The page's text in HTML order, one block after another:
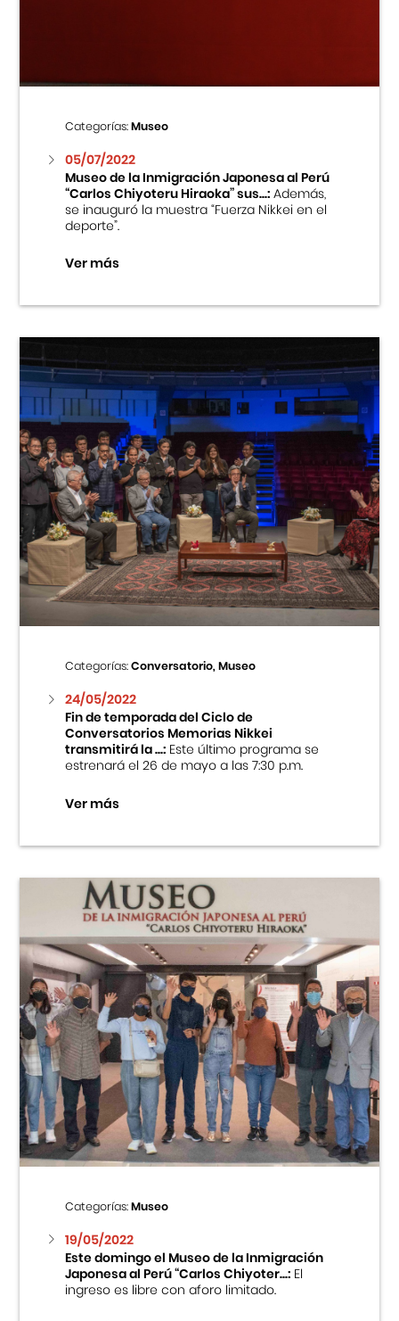
Cursos
Museo de la Inmigración Japonesa
Fondo Editorial
Teatro Peruano Japonés
Categorías:Museo
05/07/2022
Museo de la Inmigración Japonesa al Perú
“Carlos Chiyoteru Hiraoka” sus...:Además,
se inauguró la muestra “Fuerza Nikkei en el
deporte”.
Ver más
Categorías:Conversatorio, Museo
24/05/2022
Fin de temporada del Ciclo de
Conversatorios Memorias Nikkei
transmitirá la ...:Este último programa se
estrenará el 26 de mayo a las 7:30 p.m.
Ver más
Categorías:Museo
19/05/2022
Este domingo el Museo de la Inmigración
Japonesa al Perú “Carlos Chiyoter...:El
ingreso es libre con aforo limitado.